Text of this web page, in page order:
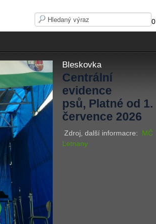
0
Bleskovka
Centrální
evidence
psů, Platné od 1.
července 2026
Zdroj, další informacre: MČ
Letnany